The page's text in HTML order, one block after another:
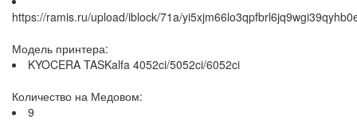
https://ramis.ru/upload/iblock/71a/
Модель принтера:
KYOCERA TASKalfa 4052ci/5052ci/6052ci
Количество на Медовом:
9